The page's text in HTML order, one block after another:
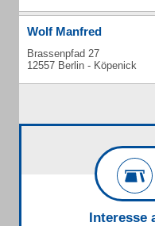
Wolf Manfred
Brassenpfad 27
12557 Berlin - Köpenick
Interesse